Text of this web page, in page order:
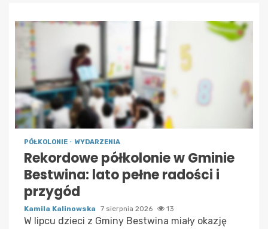
PÓŁKOLONIE WYDARZENIA
Rekordowe półkolonie w Gminie
Bestwina: lato pełne radości i
przygód
Kamila Kalinowska 7 sierpnia 2026 13
W lipcu dzieci z Gminy Bestwina miały okazję